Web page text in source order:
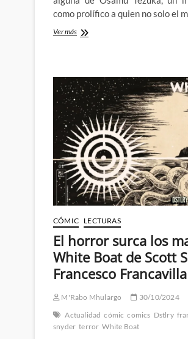
como prolífico a quien no solo el
Ver másBajo
Osamu
Tezuka
oscuro
experimental
CÓMIC LECTURAS
El horror surca los
White Boat de Scott
Francesco Francavilla
M'Rabo Mhulargo 30/10/2024
Actualidad cómic comics Dstlry
snyder terror White Boat